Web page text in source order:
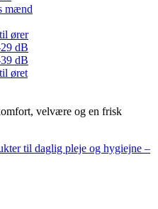
mænd
ører
dB
dB
øret
velvære og en frisk
til daglig pleje og hygiejne –